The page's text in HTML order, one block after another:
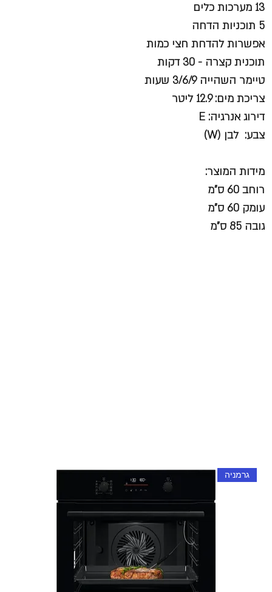
13 מערכות כלים
5 תוכניות הדחה
אפשרות להדחת חצי כמות
תוכנית קצרה - 30 דקות
טיימר השהייה 3/6/9 שעות
צריכת מים: 12.9 ליטר
דירוג אנרגיה: E
צבע: לבן (W)
מידות המוצר:
רוחב 60 ס"מ
עומק 60 ס"מ
גובה 85 ס"מ
גרמניה